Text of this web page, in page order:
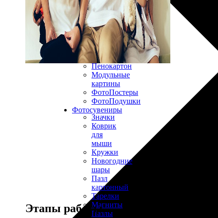
30х40
20х45
30х60
30х90
40х40
40х60
50х70
Пенокартон
Модульные
картины
ФотоПостеры
ФотоПодушки
Фотоcувениры
Значки
Коврик
для
мыши
Кружки
Новогодние
шары
Пазл
картонный
Тарелки
Магниты
Пазлы
Этапы работы